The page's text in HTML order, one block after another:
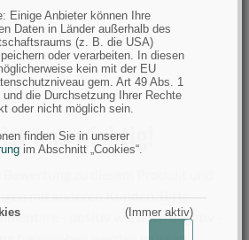
Einige Anbieter können Ihre
Daten in Länder außerhalb des
(z. B. die USA)
oder verarbeiten. In diesen
kein mit der EU
gem. Art 49 Abs. 1
die Durchsetzung Ihrer Rechte
oder nicht möglich sein.
finden Sie in unserer
im Abschnitt „Cookies“.
(Immer aktiv)
uns wichtig!
Bewertung zu diesem Produkt und
mit anderen Kunden. Bitte
- positiv wie auch negativ -